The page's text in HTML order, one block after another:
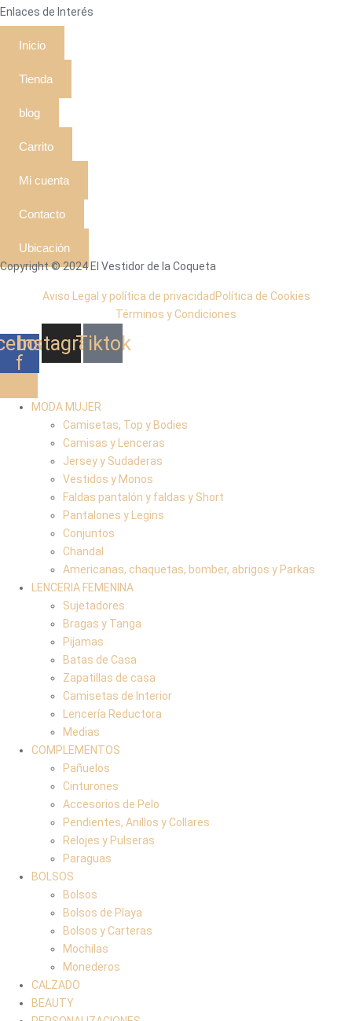
Enlaces de Interés
Inicio
Tienda
blog
Carrito
Mi cuenta
Contacto
Ubicación
Copyright © 2024 El Vestidor de la Coqueta
Aviso Legal y política de privacidad Política de Cookies
Términos y Condiciones
f
Instagram
Tiktok
MODA MUJER
Camisetas, Top y Bodies
Camisas y Lenceras
Jersey y Sudaderas
Vestidos y Monos
Faldas pantalón y faldas y Short
Pantalones y Legins
Conjuntos
Chandal
Americanas, chaquetas, bomber, abrigos y Parkas
LENCERIA FEMENINA
Sujetadores
Bragas y Tanga
Pijamas
Batas de Casa
Zapatillas de casa
Camisetas de Interior
Lencería Reductora
Medias
COMPLEMENTOS
Pañuelos
Cinturones
Accesorios de Pelo
Pendientes, Anillos y Collares
Relojes y Pulseras
Paraguas
BOLSOS
Bolsos
Bolsos de Playa
Bolsos y Carteras
Mochilas
Monederos
CALZADO
BEAUTY